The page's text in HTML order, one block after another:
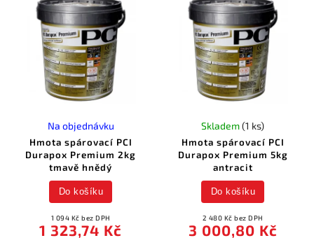
Hmota spárovací PCI
Durapox Premium 2kg
tmavě hnědý
Na objednávku
1 094 Kč bez DPH
1 323,74 Kč
Do košíku
Hmota spárovací PCI
Durapox Premium 5kg
antracit
Skladem(1 ks)
2 480 Kč bez DPH
3 000,80 Kč
Do košíku